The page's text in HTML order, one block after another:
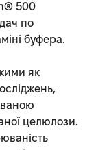
500
по
буфера.
як
целюлози.